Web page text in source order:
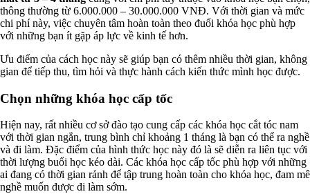
thông thường từ 6.000.000 – 30.000.000 VNĐ. Với thời gian và mức
chi phí này, việc chuyên tâm hoàn toàn theo đuổi khóa học phù hợp
với những bạn ít gặp áp lực về kinh tế hơn.
Ưu điểm của cách học này sẽ giúp bạn có thêm nhiều thời gian, không
gian để tiếp thu, tìm hỏi và thực hành cách kiến thức mình học được.
Chọn những khóa học cấp tốc
Hiện nay, rất nhiều cơ sở đào tạo cung cấp các khóa học cắt tóc nam
với thời gian ngắn, trung bình chỉ khoảng 1 tháng là bạn có thể ra nghề
và đi làm. Đặc điểm của hình thức học này đó là sẽ diễn ra liên tục với
thời lượng buổi học kéo dài. Các khóa học cấp tốc phù hợp với những
ai đang có thời gian rảnh để tập trung hoàn toàn cho khóa học, đam mê
nghề muốn được đi làm sớm.